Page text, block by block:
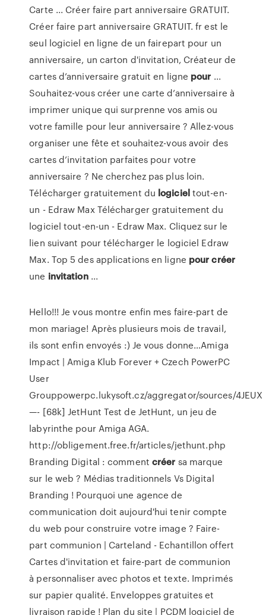
Carte ... Créer faire part anniversaire GRATUIT.
Créer faire part anniversaire GRATUIT. fr est le
seul logiciel en ligne de un fairepart pour un
anniversaire, un carton d'invitation, Créateur de
cartes d’anniversaire gratuit en ligne pour ...
Souhaitez-vous créer une carte d’anniversaire à
imprimer unique qui surprenne vos amis ou
votre famille pour leur anniversaire ? Allez-vous
organiser une fête et souhaitez-vous avoir des
cartes d’invitation parfaites pour votre
anniversaire ? Ne cherchez pas plus loin.
Télécharger gratuitement du logicieltout-en-
un - Edraw Max Télécharger gratuitement du
logiciel tout-en-un - Edraw Max. Cliquez sur le
lien suivant pour télécharger le logiciel Edraw
Max. Top 5 des applications en ligne pour créer
une invitation...
Hello!!! Je vous montre enfin mes faire-part de
mon mariage! Après plusieurs mois de travail,
ils sont enfin envoyés :) Je vous donne…Amiga
Impact | Amiga Klub Forever + Czech PowerPC
User
Grouppowerpc.lukysoft.cz/aggregator/sources/4JEUX
—- [68k] JetHunt Test de JetHunt, un jeu de
labyrinthe pour Amiga AGA.
http://obligement.free.fr/articles/jethunt.php
Branding Digital : comment créer sa marque
sur le web ? Médias traditionnels Vs Digital
Branding ! Pourquoi une agence de
communication doit aujourd'hui tenir compte
du web pour construire votre image ? Faire-
part communion | Carteland - Echantillon offert
Cartes d'invitation et faire-part de communion
à personnaliser avec photos et texte. Imprimés
sur papier qualité. Enveloppes gratuites et
livraison rapide ! Plan du site | PCDM logiciel de